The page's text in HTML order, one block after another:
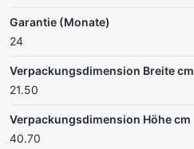
Garantie (Monate)
24
Verpackungsdimension Breite cm
21.50
Verpackungsdimension Höhe cm
40.70